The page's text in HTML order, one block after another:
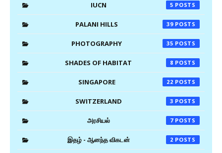
IUCN 5
PALANI HILLS 39
PHOTOGRAPHY 35
SHADES OF HABITAT 8
SINGAPORE 22
SWITZERLAND 3
அரசியல் 7
இதழ் - ஆனந்த விகடன் 2